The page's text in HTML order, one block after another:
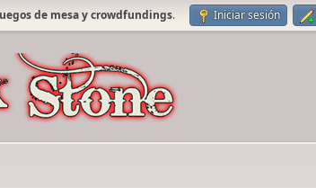
de mesa y crowdfundings. Iniciar sesión